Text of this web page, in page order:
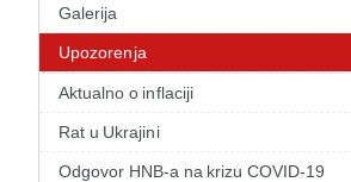
Galerija
Upozorenja
Aktualno o inflaciji
Rat u Ukrajini
Odgovor HNB-a na krizu COVID-19